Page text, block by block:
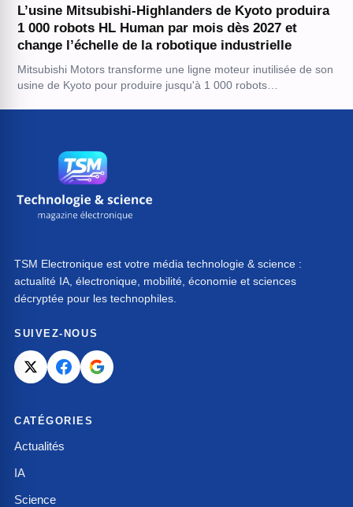
L’usine Mitsubishi-Highlanders de Kyoto produira
1 000 robots HL Human par mois dès 2027 et
change l’échelle de la robotique industrielle
Mitsubishi Motors transforme une ligne moteur inutilisée de son
usine de Kyoto pour produire jusqu'à 1 000 robots…
TSM Electronique est votre média technologie & science :
actualité IA, électronique, mobilité, économie et sciences
décryptée pour les technophiles.
SUIVEZ-NOUS
CATÉGORIES
Actualités
IA
Science